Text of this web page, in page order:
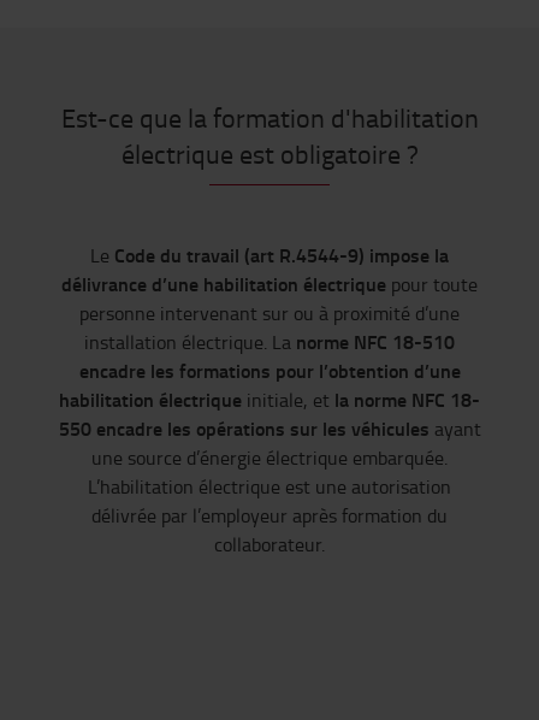
Est-ce que la formation d'habilitation
électrique est obligatoire ?
Le Code du travail (art R.4544-9) impose la
délivrance d’une habilitation électrique pour toute
personne intervenant sur ou à proximité d’une
installation électrique. La norme NFC 18-510
encadre les formations pour l’obtention d’une
habilitation électrique initiale, et la norme NFC 18-
550 encadre les opérations sur les véhicules ayant
une source d’énergie électrique embarquée.
L’habilitation électrique est une autorisation
délivrée par l’employeur après formation du
collaborateur.